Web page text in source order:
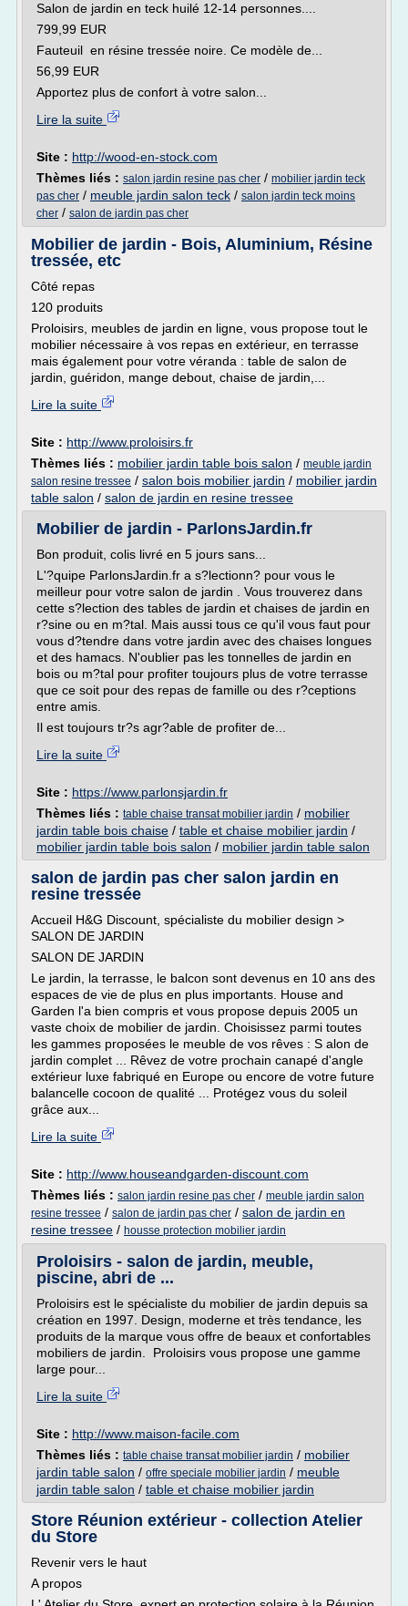
Salon de jardin en teck huilé 12-14 personnes....
799,99 EUR
Fauteuil en résine tressée noire. Ce modèle de...
56,99 EUR
Apportez plus de confort à votre salon...
Lire la suite
Site : http://wood-en-stock.com
Thèmes liés : salon jardin resine pas cher / mobilier jardin teck
pas cher / meuble jardin salon teck / salon jardin teck moins
cher / salon de jardin pas cher
Mobilier de jardin - Bois, Aluminium, Résine
tressée, etc
Côté repas
120 produits
Proloisirs, meubles de jardin en ligne, vous propose tout le
mobilier nécessaire à vos repas en extérieur, en terrasse
mais également pour votre véranda : table de salon de
jardin, guéridon, mange debout, chaise de jardin,...
Lire la suite
Site : http://www.proloisirs.fr
Thèmes liés : mobilier jardin table bois salon / meuble jardin
salon resine tressee / salon bois mobilier jardin / mobilier jardin
table salon / salon de jardin en resine tressee
Mobilier de jardin - ParlonsJardin.fr
Bon produit, colis livré en 5 jours sans...
L'?quipe ParlonsJardin.fr a s?lectionn? pour vous le
meilleur pour votre salon de jardin . Vous trouverez dans
cette s?lection des tables de jardin et chaises de jardin en
r?sine ou en m?tal. Mais aussi tous ce qu'il vous faut pour
vous d?tendre dans votre jardin avec des chaises longues
et des hamacs. N'oublier pas les tonnelles de jardin en
bois ou m?tal pour profiter toujours plus de votre terrasse
que ce soit pour des repas de famille ou des r?ceptions
entre amis.
Il est toujours tr?s agr?able de profiter de...
Lire la suite
Site : https://www.parlonsjardin.fr
Thèmes liés : table chaise transat mobilier jardin / mobilier
jardin table bois chaise / table et chaise mobilier jardin /
mobilier jardin table bois salon / mobilier jardin table salon
salon de jardin pas cher salon jardin en
resine tressée
Accueil H&G Discount, spécialiste du mobilier design >
SALON DE JARDIN
SALON DE JARDIN
Le jardin, la terrasse, le balcon sont devenus en 10 ans des
espaces de vie de plus en plus importants. House and
Garden l'a bien compris et vous propose depuis 2005 un
vaste choix de mobilier de jardin. Choisissez parmi toutes
les gammes proposées le meuble de vos rêves : S alon de
jardin complet ... Rêvez de votre prochain canapé d'angle
extérieur luxe fabriqué en Europe ou encore de votre future
balancelle cocoon de qualité ... Protégez vous du soleil
grâce aux...
Lire la suite
Site : http://www.houseandgarden-discount.com
Thèmes liés : salon jardin resine pas cher / meuble jardin salon
resine tressee / salon de jardin pas cher / salon de jardin en
resine tressee / housse protection mobilier jardin
Proloisirs - salon de jardin, meuble,
piscine, abri de ...
Proloisirs est le spécialiste du mobilier de jardin depuis sa
création en 1997. Design, moderne et très tendance, les
produits de la marque vous offre de beaux et confortables
mobiliers de jardin. Proloisirs vous propose une gamme
large pour...
Lire la suite
Site : http://www.maison-facile.com
Thèmes liés : table chaise transat mobilier jardin / mobilier
jardin table salon / offre speciale mobilier jardin / meuble
jardin table salon / table et chaise mobilier jardin
Store Réunion extérieur - collection Atelier
du Store
Revenir vers le haut
A propos